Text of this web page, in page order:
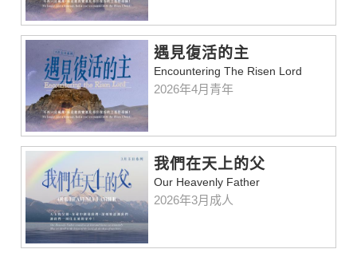
遇見復活的主
Encountering The Risen Lord
2026年4月青年
我們在天上的父
Our Heavenly Father
2026年3月成人